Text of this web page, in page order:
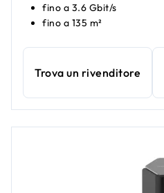
fino a 3.6 Gbit/s
fino a 135 m²
Trova un rivenditore